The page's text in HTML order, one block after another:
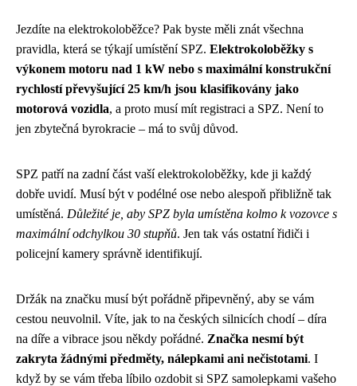
Jezdíte na elektrokoloběžce? Pak byste měli znát všechna
pravidla, která se týkají umístění SPZ. Elektrokoloběžky s
výkonem motoru nad 1 kW nebo s maximální konstrukční
rychlostí převyšující 25 km/h jsou klasifikovány jako
motorová vozidla, a proto musí mít registraci a SPZ. Není to
jen zbytečná byrokracie – má to svůj důvod.
SPZ patří na zadní část vaší elektrokoloběžky, kde ji každý
dobře uvidí. Musí být v podélné ose nebo alespoň přibližně tak
umístěná. Důležité je, aby SPZ byla umístěna kolmo k vozovce s
maximální odchylkou 30 stupňů. Jen tak vás ostatní řidiči i
policejní kamery správně identifikují.
Držák na značku musí být pořádně připevněný, aby se vám
cestou neuvolnil. Víte, jak to na českých silnicích chodí – díra
na díře a vibrace jsou někdy pořádné. Značka nesmí být
zakryta žádnými předměty, nálepkami ani nečistotami. I
když by se vám třeba líbilo ozdobit si SPZ samolepkami vašeho